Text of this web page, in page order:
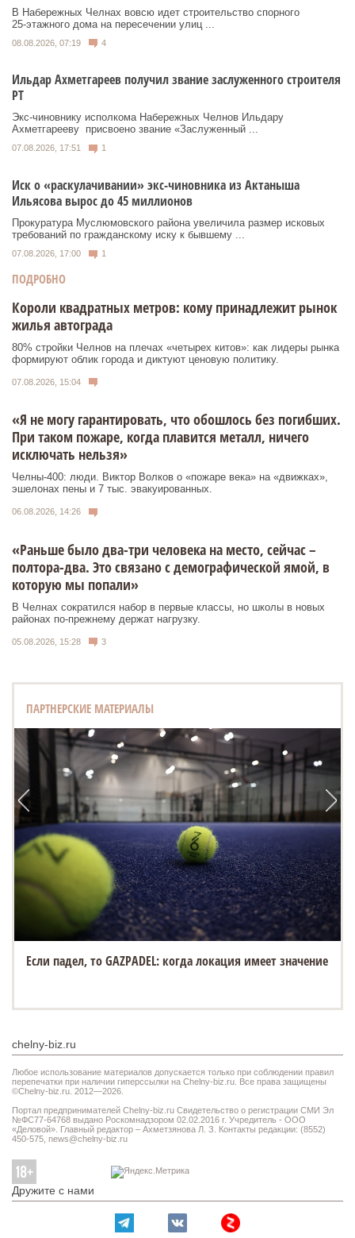
В Набережных Челнах вовсю идет строительство спорного
25‑этажного дома на пересечении улиц ...
08.08.2026, 07:19 4
Ильдар Ахметгареев получил звание заслуженного строителя
РТ
Экс‑чиновнику исполкома Набережных Челнов Ильдару
Ахметгарееву присвоено звание «Заслуженный ...
07.08.2026, 17:51 1
Иск о «раскулачивании» экс-чиновника из Актаныша
Ильясова вырос до 45 миллионов
Прокуратура Муслюмовского района увеличила размер исковых
требований по гражданскому иску к бывшему ...
07.08.2026, 17:00 1
ПОДРОБНО
Короли квадратных метров: кому принадлежит рынок
жилья автограда
80% стройки Челнов на плечах «четырех китов»: как лидеры рынка
формируют облик города и диктуют ценовую политику.
07.08.2026, 15:04
«Я не могу гарантировать, что обошлось без погибших.
При таком пожаре, когда плавится металл, ничего
исключать нельзя»
Челны-400: люди. Виктор Волков о «пожаре века» на «движках»,
эшелонах пены и 7 тыс. эвакуированных.
06.08.2026, 14:26
«Раньше было два-три человека на место, сейчас –
полтора-два. Это связано с демографической ямой, в
которую мы попали»
В Челнах сократился набор в первые классы, но школы в новых
районах по-прежнему держат нагрузку.
05.08.2026, 15:28 3
ПАРТНЕРСКИЕ МАТЕРИАЛЫ
Если падел, то GAZPADEL: когда локация имеет значение
chelny-biz.ru
Любое использование материалов допускается только при соблюдении правил
перепечатки при наличии гиперссылки на Chelny-biz.ru. Все права защищены
©Chelny-biz.ru. 2012—2026.
Портал предпринимателей Chelny-biz.ru Свидетельство о регистрации СМИ Эл
№ФС77-64768 выдано Роскомнадзором 02.02.2016 г. Учредитель - ООО
«Деловой». Главный редактор – Ахметзянова Л. З. Контакты редакции: (8552)
450-575, news@chelny-biz.ru
Дружите с нами